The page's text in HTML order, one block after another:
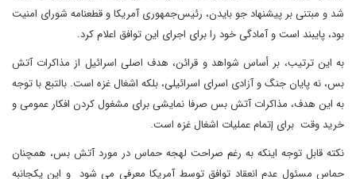
شد و مبتنی بر پیشنهاد جو بایدن، رئیس‌جمهوری آمریکا و قطعنامه شورای امنیت
بود، پایبند است و آمادگی خود را برای اجرای این توافق اعلام کرد.
به این ترتیب، بر أساس شواهد و قرائن، هدف اصلی اسرائیل از مذاکرات آتش
بس، نه پایان جنگ و آزادی اسرای اسرائیلی، بلکه اشغال غزه است. بالتبع با توجه
به این هدف، مذاکرات آتش بس صرفا نمایشی برای مشغول کردن افکار عمومی و
خرید وقت برای إتمام عملیات اشغال غزه است.
نکته قابل توجه اینکه به رغم صراحت لهجه حماس در مورد آتش بس، همچنان
حماس مسئول عدم انعقاد توافق توسط آمریکا معرفی می شود و این یکجانبه